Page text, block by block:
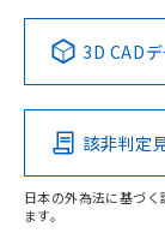
サージオン電流
Pb
その他
3D CAD
該非判定
日本の外為法に基づ
ます。